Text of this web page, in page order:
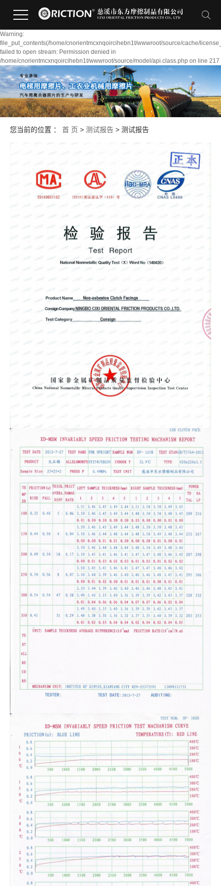
Warning:
file_put_contents(/home/cnorientmcxnqoircihebn1t/wwwroot/source/cache/
failed to open stream: Permission denied in
/home/cnorientmcxnqoircihebn1t/wwwroot/source/model/api.class.php on line 217
您当前的位置 ： 首 页 > 测试报告 > 测试报告